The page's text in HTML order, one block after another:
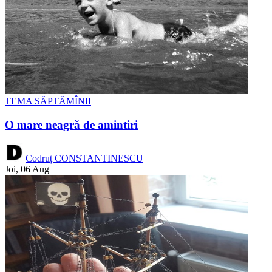
TEMA SĂPTĂMÎNII
O mare neagră de amintiri
Codruț CONSTANTINESCU
Joi, 06 Aug